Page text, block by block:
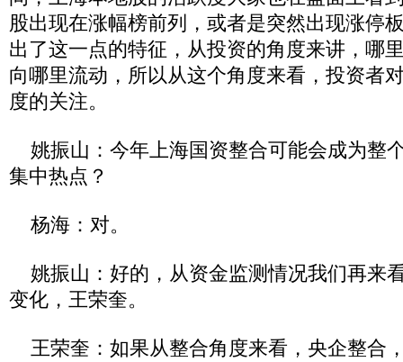
股出现在涨幅榜前列，或者是突然出现涨停
出了这一点的特征，从投资的角度来讲，哪
向哪里流动，所以从这个角度来看，投资者
度的关注。
姚振山：今年上海国资整合可能会成为整
集中热点？
杨海：对。
姚振山：好的，从资金监测情况我们再来
变化，王荣奎。
王荣奎：如果从整合角度来看，央企整合